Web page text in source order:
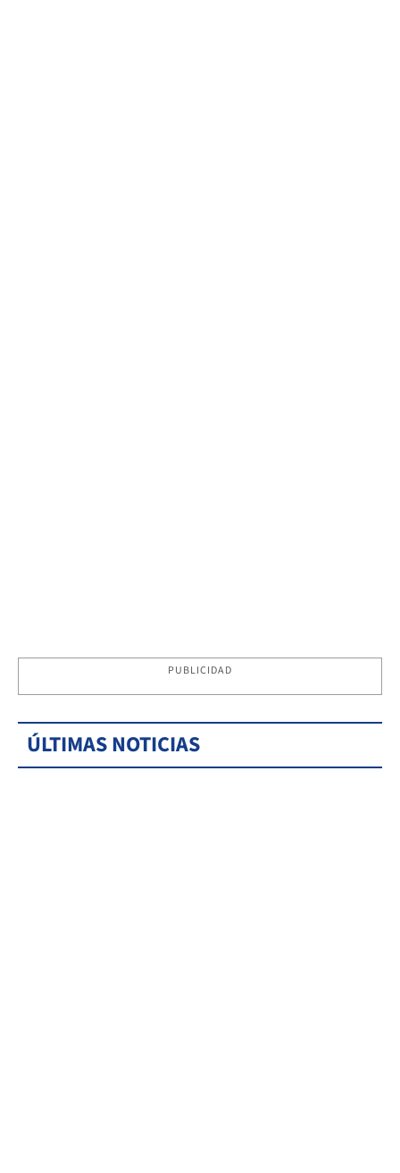
PUBLICIDAD
ÚLTIMAS NOTICIAS